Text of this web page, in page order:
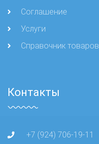
Соглашение
Услуги
Справочник товаров
Контакты
+7 (924) 706-19-11